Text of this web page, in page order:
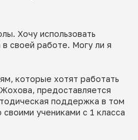
Хочу использовать
своей работе. Могу ли я
которые хотят работать
предоставляется
поддержка в том
учениками с 1 класса